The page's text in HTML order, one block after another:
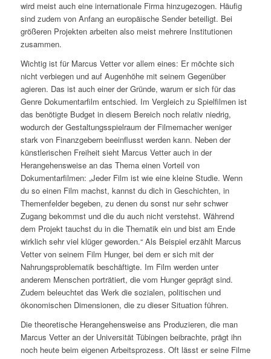
wird meist auch eine internationale Firma hinzugezogen. Häufig
sind zudem von Anfang an europäische Sender beteiligt. Bei
größeren Projekten arbeiten also meist mehrere Institutionen
zusammen.
Wichtig ist für Marcus Vetter vor allem eines: Er möchte sich
nicht verbiegen und auf Augenhöhe mit seinem Gegenüber
agieren. Das ist auch einer der Gründe, warum er sich für das
Genre Dokumentarfilm entschied. Im Vergleich zu Spielfilmen ist
das benötigte Budget in diesem Bereich noch relativ niedrig,
wodurch der Gestaltungsspielraum der Filmemacher weniger
stark von Finanzgebern beeinflusst werden kann. Neben der
künstlerischen Freiheit sieht Marcus Vetter auch in der
Herangehensweise an das Thema einen Vorteil von
Dokumentarfilmen: „Jeder Film ist wie eine kleine Studie. Wenn
du so einen Film machst, kannst du dich in Geschichten, in
Themenfelder begeben, zu denen du sonst nur sehr schwer
Zugang bekommst und die du auch nicht verstehst. Während
dem Projekt tauchst du in die Thematik ein und bist am Ende
wirklich sehr viel klüger geworden.“ Als Beispiel erzählt Marcus
Vetter von seinem Film Hunger, bei dem er sich mit der
Nahrungsproblematik beschäftigte. Im Film werden unter
anderem Menschen porträtiert, die vom Hunger geprägt sind.
Zudem beleuchtet das Werk die sozialen, politischen und
ökonomischen Dimensionen, die zu dieser Situation führen.
Die theoretische Herangehensweise ans Produzieren, die man
Marcus Vetter an der Universität Tübingen beibrachte, prägt ihn
noch heute beim eigenen Arbeitsprozess. Oft lässt er seine Filme